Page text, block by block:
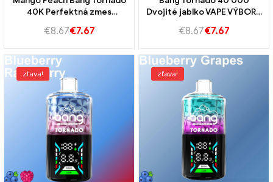
40K Perfektná zmes
broskyne
€8.67€7.67
Dvojité jablko VAPE VÝBORU
SKUTOČNÝCH VÝPADNÝCH
€8.67€7.67
zľava! zľava!